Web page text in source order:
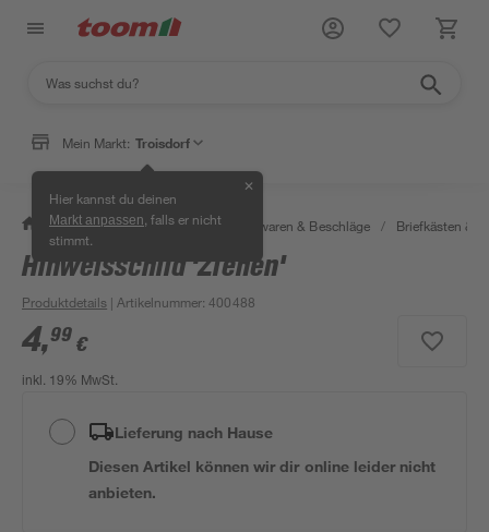
Mein Markt: Troisdorf
Hier kannst du deinen
Markt anpassen , falls er nicht
stimmt.
✕
/ Werkstatt & Maschinen / Eisenwaren & Beschläge / Briefkästen &
Hinweisschild 'Ziehen'
Produktdetails | Artikelnummer:400488
4,99 €
inkl. 19% MwSt.
Lieferung nach Hause
Diesen Artikel können wir dir online leider nicht
anbieten.